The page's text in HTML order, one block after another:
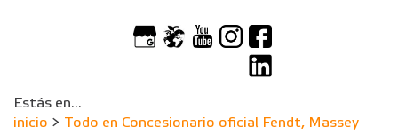
Estás en...
inicio > Todo en Concesionario oficial Fendt, Massey